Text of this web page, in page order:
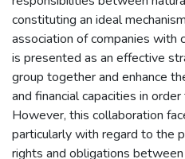
constituting an ideal
association of companies with
is presented as an effective
group together and enhance
and financial capacities in
However, this collaboration
particularly with regard to the
rights and obligations